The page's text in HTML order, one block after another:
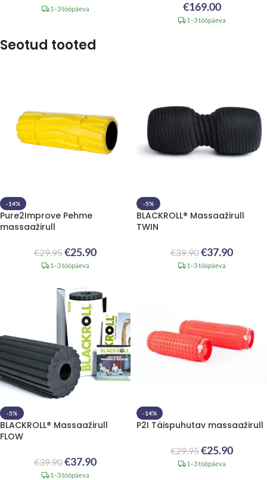
1–3 tööpäeva €169.00
1–3 tööpäeva
Seotud tooted
-14%
Pure2Improve Pehme
massaažirull
€29.95€25.90
1–3 tööpäeva
-5%
BLACKROLL® Massaažirull
TWIN
€39.90€37.90
1–3 tööpäeva
-5%
BLACKROLL® Massaažirull
FLOW
€39.90€37.90
1–3 tööpäeva
-14%
P2I Täispuhutav massaažirull
€29.95€25.90
1–3 tööpäeva